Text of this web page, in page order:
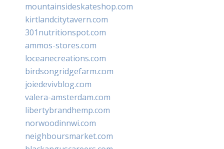
mountainsideskateshop.com
kirtlandcitytavern.com
301nutritionspot.com
ammos-stores.com
loceanecreations.com
birdsongridgefarm.com
joiedevivblog.com
valera-amsterdam.com
libertybrandhemp.com
norwoodinnwi.com
neighboursmarket.com